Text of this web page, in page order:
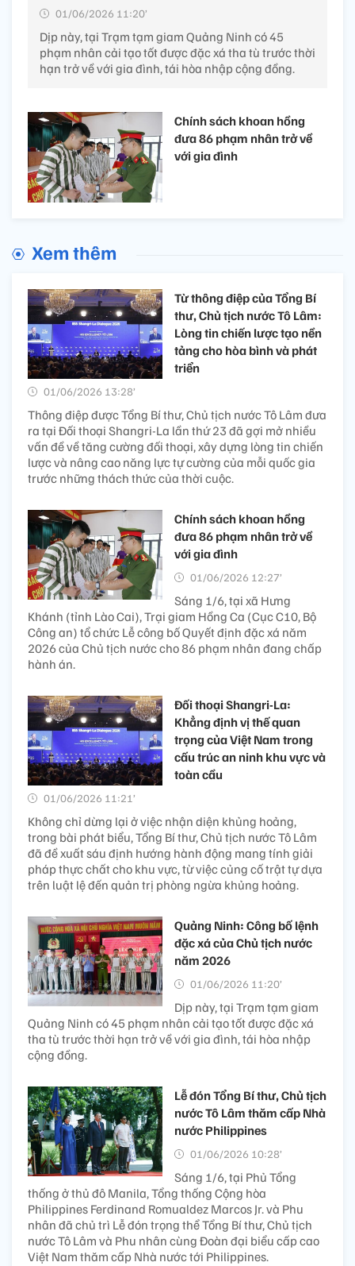
01/06/2026 11:20’
Dịp này, tại Trạm tạm giam Quảng Ninh có 45
phạm nhân cải tạo tốt được đặc xá tha tù trước thời
hạn trở về với gia đình, tái hòa nhập cộng đồng.
Chính sách khoan hồng
đưa 86 phạm nhân trở về
với gia đình
Xem thêm
Từ thông điệp của Tổng Bí
thư, Chủ tịch nước Tô Lâm:
Lòng tin chiến lược tạo nền
tảng cho hòa bình và phát
triển
01/06/2026 13:28’
Thông điệp được Tổng Bí thư, Chủ tịch nước Tô Lâm đưa
ra tại Đối thoại Shangri-La lần thứ 23 đã gợi mở nhiều
vấn đề về tăng cường đối thoại, xây dựng lòng tin chiến
lược và nâng cao năng lực tự cường của mỗi quốc gia
trước những thách thức của thời cuộc.
Chính sách khoan hồng
đưa 86 phạm nhân trở về
với gia đình
01/06/2026 12:27’
Sáng 1/6, tại xã Hưng
Khánh (tỉnh Lào Cai), Trại giam Hồng Ca (Cục C10, Bộ
Công an) tổ chức Lễ công bố Quyết định đặc xá năm
2026 của Chủ tịch nước cho 86 phạm nhân đang chấp
hành án.
Đối thoại Shangri-La:
Khẳng định vị thế quan
trọng của Việt Nam trong
cấu trúc an ninh khu vực và
toàn cầu
01/06/2026 11:21’
Không chỉ dừng lại ở việc nhận diện khủng hoảng,
trong bài phát biểu, Tổng Bí thư, Chủ tịch nước Tô Lâm
đã đề xuất sáu định hướng hành động mang tính giải
pháp thực chất cho khu vực, từ việc củng cố trật tự dựa
trên luật lệ đến quản trị phòng ngừa khủng hoảng.
Quảng Ninh: Công bố lệnh
đặc xá của Chủ tịch nước
năm 2026
01/06/2026 11:20’
Dịp này, tại Trạm tạm giam
Quảng Ninh có 45 phạm nhân cải tạo tốt được đặc xá
tha tù trước thời hạn trở về với gia đình, tái hòa nhập
cộng đồng.
Lễ đón Tổng Bí thư, Chủ tịch
nước Tô Lâm thăm cấp Nhà
nước Philippines
01/06/2026 10:28’
Sáng 1/6, tại Phủ Tổng
thống ở thủ đô Manila, Tổng thống Cộng hòa
Philippines Ferdinand Romualdez Marcos Jr. và Phu
nhân đã chủ trì Lễ đón trọng thể Tổng Bí thư, Chủ tịch
nước Tô Lâm và Phu nhân cùng Đoàn đại biểu cấp cao
Việt Nam thăm cấp Nhà nước tới Philippines.